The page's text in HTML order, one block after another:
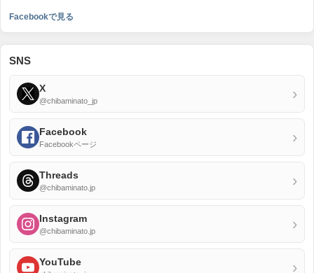
Facebookで見る
SNS
X
@chibaminato_jp ›
Facebook
Facebookページ ›
Threads
@chibaminato.jp ›
Instagram
@chibaminato.jp ›
YouTube ›